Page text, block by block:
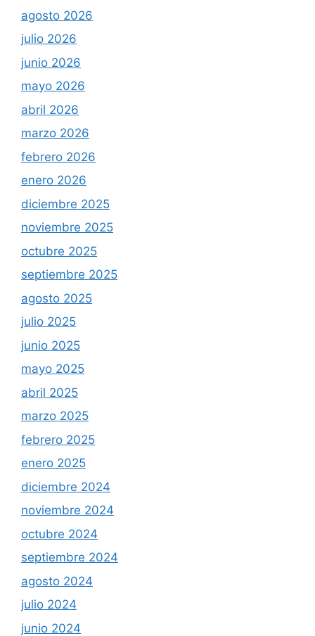
agosto 2026
julio 2026
junio 2026
mayo 2026
abril 2026
marzo 2026
febrero 2026
enero 2026
diciembre 2025
noviembre 2025
octubre 2025
septiembre 2025
agosto 2025
julio 2025
junio 2025
mayo 2025
abril 2025
marzo 2025
febrero 2025
enero 2025
diciembre 2024
noviembre 2024
octubre 2024
septiembre 2024
agosto 2024
julio 2024
junio 2024